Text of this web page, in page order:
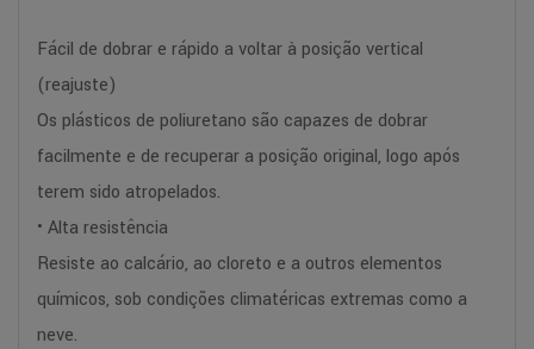
Fácil de dobrar e rápido a voltar à posição vertical
(reajuste)
Os plásticos de poliuretano são capazes de dobrar
facilmente e de recuperar a posição original, logo após
terem sido atropelados.
• Alta resistência
Resiste ao calcário, ao cloreto e a outros elementos
químicos, sob condições climatéricas extremas como a
neve.